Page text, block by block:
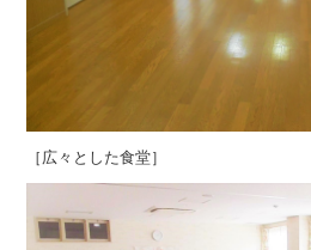
［広々とした食堂］